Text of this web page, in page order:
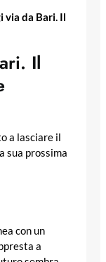
via da Bari. Il
Il
a lasciare il
sua prossima
con un
a